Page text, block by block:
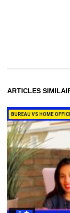
ARTICLES
BUREAU VS HOME